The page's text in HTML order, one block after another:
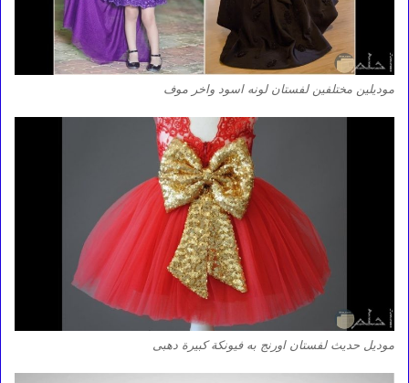
موديلين مختلفين لفستان لونه اسود واخر موف
موديل حديث لفستان اورنج به فيونكة كبيرة دهبى